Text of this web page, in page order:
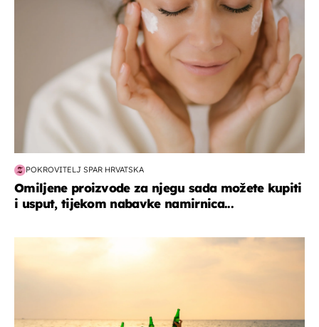
POKROVITELJ SPAR HRVATSKA
Omiljene proizvode za njegu sada možete kupiti
i usput, tijekom nabavke namirnica...